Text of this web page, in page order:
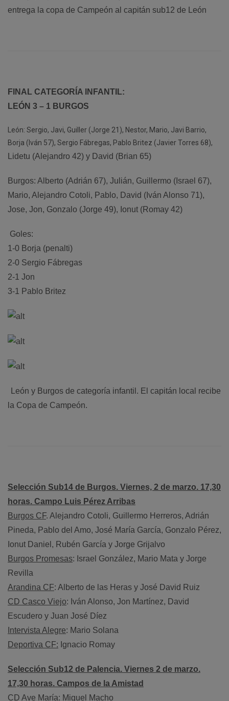
entrega la copa de Campeón al capitán sub12 de León
FINAL CATEGORÍA INFANTIL:
LEÓN 3 – 1 BURGOS
León: Sergio, Javi, Guiller (Jorge 21), Nestor, Mario, Javi Barrio,
Borja (Iván 57), Sergio Fábregas, Pablo Britez (Javier Torres 68),
Lidetu (Alejandro 42) y David (Brian 65)
Burgos: Alberto (Adrián 67), Julián, Guillermo (Israel 67),
Mario, Alejandro Cotoli, Pablo, David (Iván Alonso 71),
Jose, Jon, Gonzalo (Jorge 49), Ionut (Romay 42)
Goles:
1-0 Borja (penalti)
2-0 Sergio Fábregas
2-1 Jon
3-1 Pablo Britez
León y Burgos de categoría infantil. El capitán local recibe
la Copa de Campeón.
Selección Sub14 de Burgos. Viernes, 2 de marzo. 17,30
horas. Campo Luis Pérez Arribas
Burgos CF. Alejandro Cotoli, Guillermo Herreros, Adrián
Pineda, Pablo del Amo, José María García, Gonzalo Pérez,
Ionut Daniel, Rubén García y Jorge Grijalvo
Burgos Promesas: Israel González, Mario Mata y Jorge
Revilla
Arandina CF: Alberto de las Heras y José David Ruiz
CD Casco Viejo: Iván Alonso, Jon Martínez, David
Escudero y Juan José Díez
Intervista Alegre: Mario Solana
Deportiva CF: Ignacio Romay
Selección Sub12 de Palencia. Viernes 2 de marzo.
17,30 horas. Campos de la Amistad
CD Ave María: Miguel Macho